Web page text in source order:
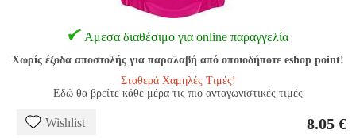
Αμεσα διαθέσιμο για online παραγγελία
Χωρίς έξοδα αποστολής για παραλαβή από οποιοδήποτε eshop point!
Σταθερά Χαμηλές Τιμές!
Εδώ θα βρείτε κάθε μέρα τις πιο ανταγωνιστικές τιμές
Wishlist 8.05 €